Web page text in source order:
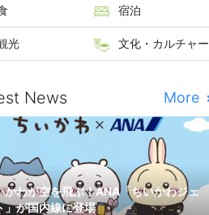
宿泊
光 文化・カルチャー
News More
かわが空を飛ぶ！ANA「ちいかわジェ
」が国内線に登場